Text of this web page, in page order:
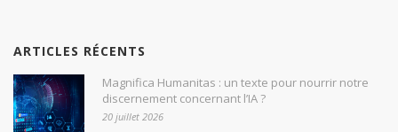
ARTICLES RÉCENTS
Magnifica Humanitas : un texte pour nourrir notre
discernement concernant l’IA ?
20 juillet 2026